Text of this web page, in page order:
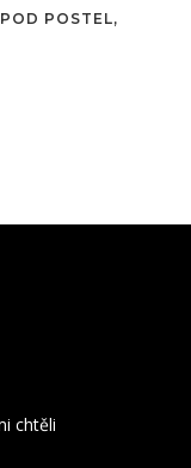
POSTEL,
chtěli